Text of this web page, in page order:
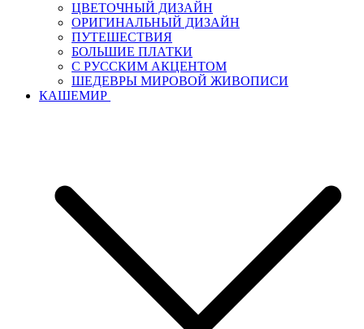
ЦВЕТОЧНЫЙ ДИЗАЙН
ОРИГИНАЛЬНЫЙ ДИЗАЙН
ПУТЕШЕСТВИЯ
БОЛЬШИЕ ПЛАТКИ
С РУССКИМ АКЦЕНТОМ
ШЕДЕВРЫ МИРОВОЙ ЖИВОПИСИ
КАШЕМИР